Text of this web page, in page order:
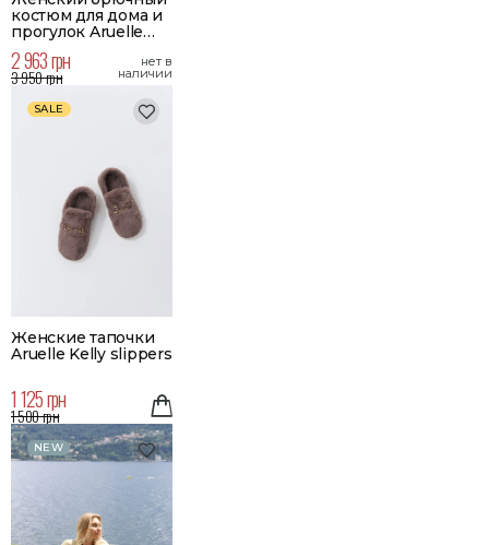
костюм для дома и
прогулок Aruelle
Jolie
2 963 грн
3 950 грн
нет в
наличии
SALE
Женские тапочки
Aruelle Kelly slippers
1 125 грн
1 500 грн
NEW